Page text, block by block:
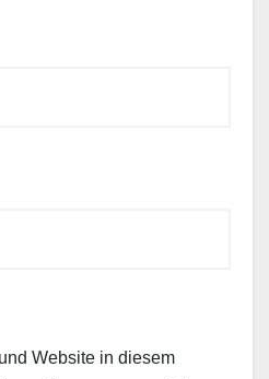
Website in diesem